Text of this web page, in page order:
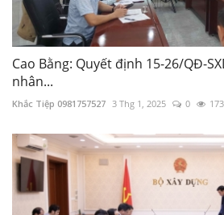
Cao Bằng: Quyết định 15-26/QĐ-
nhân...
Khắc Tiệp 0981757527 3 Thg 1, 2025 0